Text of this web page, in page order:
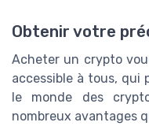
Obtenir votre
Acheter un crypto
accessible à tous, qui
le monde des
nombreux avantages